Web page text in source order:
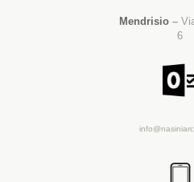
Mendrisio–
6